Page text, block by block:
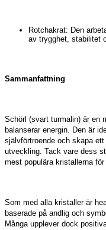
Rotchakrat: Den
av trygghet, stabilitet
Sammanfattning
Schörl (svart turmalin) är en
balanserar energin. Den är
självförtroende och skapa
utveckling. Tack vare dess
mest populära kristallerna
Som med alla kristaller är
baserade på andlig och
Många upplever dock